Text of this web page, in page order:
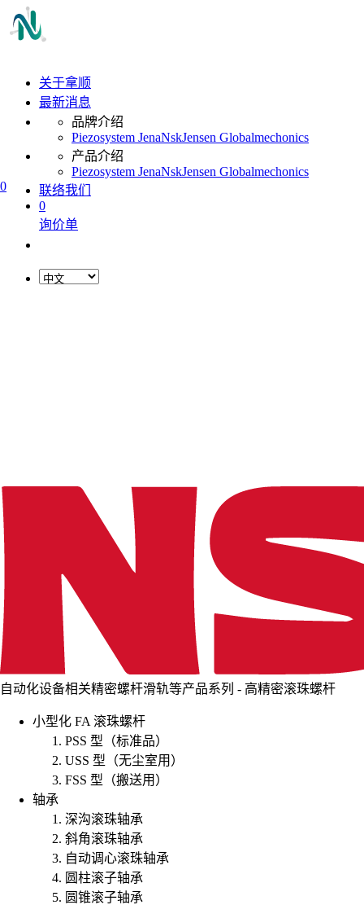
0
关于拿顺
最新消息
品牌介绍
Piezosystem JenaNskJensen Globalmechonics
产品介绍
Piezosystem JenaNskJensen Globalmechonics
联络我们
0
询价单
自动化设备相关精密螺杆滑轨等产品系列 - 高精密滚珠螺杆
小型化 FA 滚珠螺杆
PSS 型（标准品）
USS 型（无尘室用）
FSS 型（搬送用）
轴承
深沟滚珠轴承
斜角滚珠轴承
自动调心滚珠轴承
圆柱滚子轴承
圆锥滚子轴承